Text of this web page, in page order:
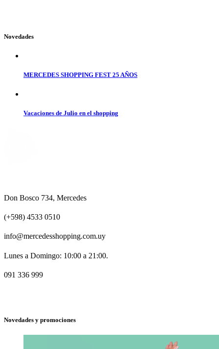
Novedades
MERCEDES SHOPPING FEST 25 AÑOS
Vacaciones de Julio en el shopping
Don Bosco 734, Mercedes
(+598) 4533 0510
info@mercedesshopping.com.uy
Lunes a Domingo: 10:00 a 21:00.
091 336 999
Novedades y promociones